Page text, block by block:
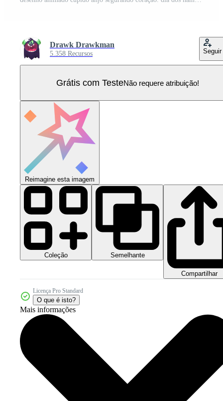
Drawk Drawkman
5.358 Recursos Seguir
Grátis com TesteNão requere atribuição!
Reimagine esta imagem
Coleção Semelhante
Compartilhar
Licença Pro Standard
O que é isto?
Mais informações